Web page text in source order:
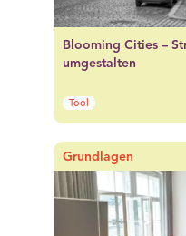
Blooming Cities –
umgestalten
Tool
Grundlagen